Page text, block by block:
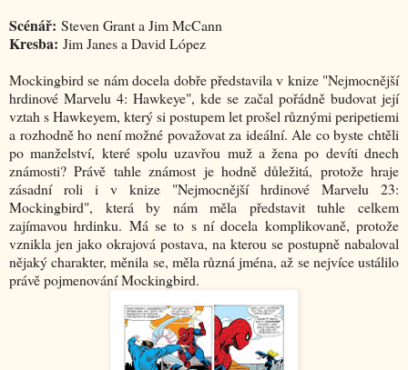
Scénář: Steven Grant a Jim McCann
Kresba: Jim Janes a David López
Mockingbird se nám docela dobře představila v knize "Nejmocnější
hrdinové Marvelu 4: Hawkeye", kde se začal pořádně budovat její
vztah s Hawkeyem, který si postupem let prošel různými peripetiemi
a rozhodně ho není možné považovat za ideální. Ale co byste chtěli
po manželství, které spolu uzavřou muž a žena po devíti dnech
známosti? Právě tahle známost je hodně důležitá, protože hraje
zásadní roli i v knize "Nejmocnější hrdinové Marvelu 23:
Mockingbird", která by nám měla představit tuhle celkem
zajímavou hrdinku. Má se to s ní docela komplikovaně, protože
vznikla jen jako okrajová postava, na kterou se postupně nabaloval
nějaký charakter, měnila se, měla různá jména, až se nejvíce ustálilo
právě pojmenování Mockingbird.